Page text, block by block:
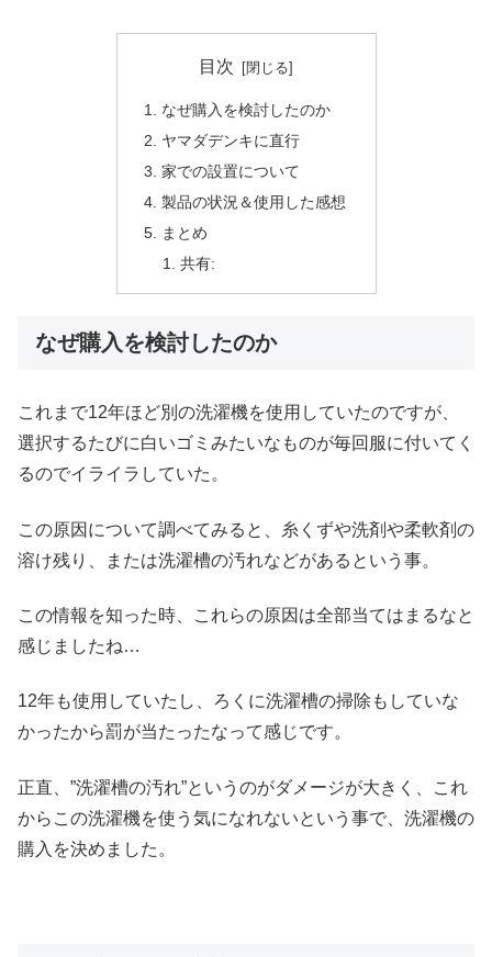
目次
なぜ購入を検討したのか
ヤマダデンキに直行
家での設置について
製品の状況＆使用した感想
まとめ
共有:
なぜ購入を検討したのか
これまで12年ほど別の洗濯機を使用していたのですが、
選択するたびに白いゴミみたいなものが毎回服に付いてく
るのでイライラしていた。
この原因について調べてみると、糸くずや洗剤や柔軟剤の
溶け残り、または洗濯槽の汚れなどがあるという事。
この情報を知った時、これらの原因は全部当てはまるなと
感じましたね…
12年も使用していたし、ろくに洗濯槽の掃除もしていな
かったから罰が当たったなって感じです。
正直、”洗濯槽の汚れ”というのがダメージが大きく、これ
からこの洗濯機を使う気になれないという事で、洗濯機の
購入を決めました。